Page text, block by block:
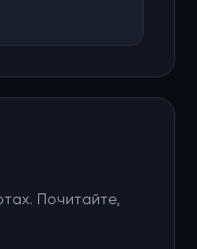
Почитайте,